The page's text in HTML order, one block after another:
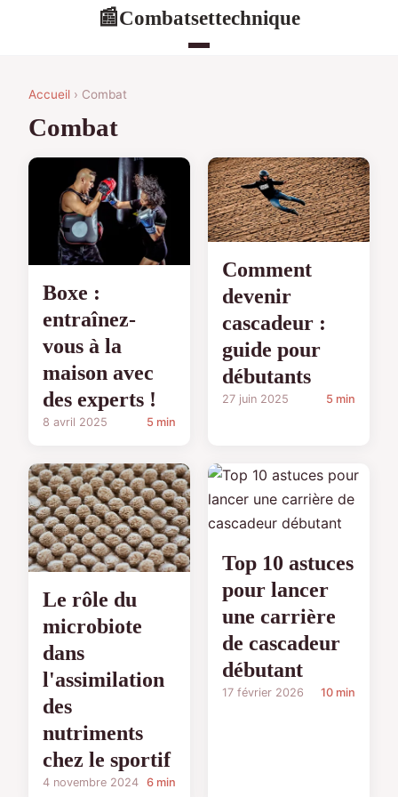
📰Combatsettechnique
Accueil › Combat
Combat
Boxe :
entraînez-
vous à la
maison avec
des experts !
8 avril 2025 5 min
Comment
devenir
cascadeur :
guide pour
débutants
27 juin 2025 5 min
Le rôle du
microbiote
dans
l'assimilation
des
nutriments
chez le sportif
4 novembre 2024 6 min
Top 10 astuces
pour lancer
une carrière
de cascadeur
débutant
17 février 2026 10 min